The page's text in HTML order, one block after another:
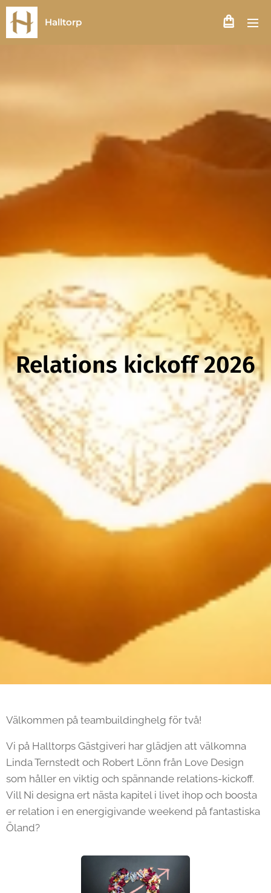
Halltorp
Relations kickoff 2026
Välkommen på teambuildinghelg för två!
Vi på Halltorps Gästgiveri har glädjen att välkomna
Linda Ternstedt och Robert Lönn från Love Design
som håller en viktig och spännande relations-kickoff.
Vill Ni designa ert nästa kapitel i livet ihop och boosta
er relation i en energigivande weekend på fantastiska
Öland?